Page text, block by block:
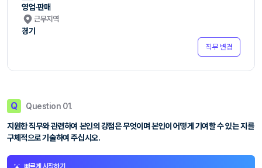
영업·판매
근무지역
경기
직무 변경
Q Question 01.
지원한 직무와 관련하여 본인의 강점은 무엇이며 본인이 어떻게 기여할 수 있는 지를
구체적으로 기술하여 주십시오.
빠르게 시작하기